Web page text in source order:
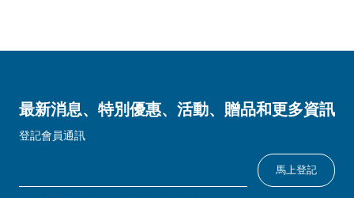
最新消息、特別優惠、活動、贈品和更多資訊
登記會員通訊
馬上登記